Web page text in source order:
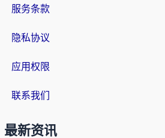
服务条款
隐私协议
应用权限
联系我们
最新资讯